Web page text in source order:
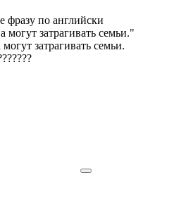
фразу по английски
могут затрагивать семьи."
затрагивать семьи.
??????